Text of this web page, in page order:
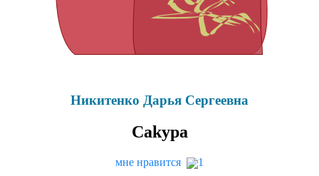
Никитенко Дарья Сергеевна
Cakypa
мне нравится 1